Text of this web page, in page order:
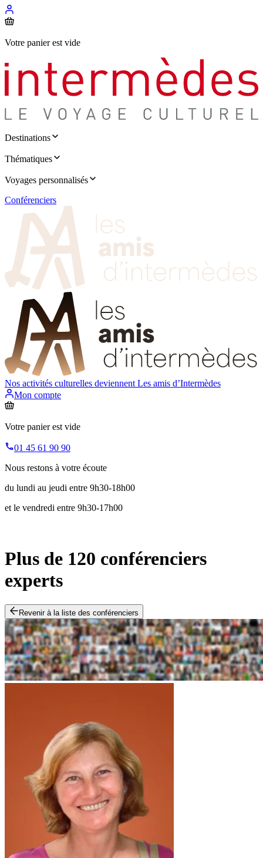
Votre panier est vide
Destinations
Thématiques
Voyages personnalisés
Conférenciers
Nos activités culturelles deviennent Les amis d’Intermèdes
Mon compte
Votre panier est vide
01 45 61 90 90
Nous restons à votre écoute
du lundi au jeudi entre 9h30-18h00
et le vendredi entre 9h30-17h00
Plus de 120 conférenciers
experts
Revenir à la liste des conférenciers